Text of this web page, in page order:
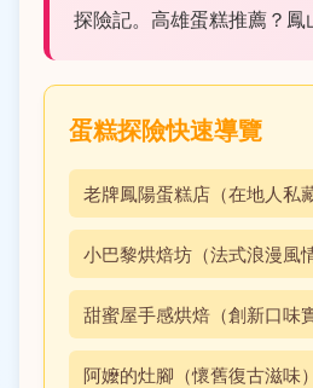
探險記。高雄蛋糕推薦？鳳
蛋糕探險快速導覽
老牌鳳陽蛋糕店（在地人私
小巴黎烘焙坊（法式浪漫風
甜蜜屋手感烘焙（創新口味
阿嬤的灶腳（懷舊復古滋味）